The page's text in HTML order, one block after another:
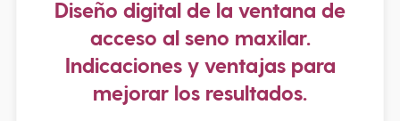
Diseño digital de la ventana de
acceso al seno maxilar.
Indicaciones y ventajas para
mejorar los resultados.